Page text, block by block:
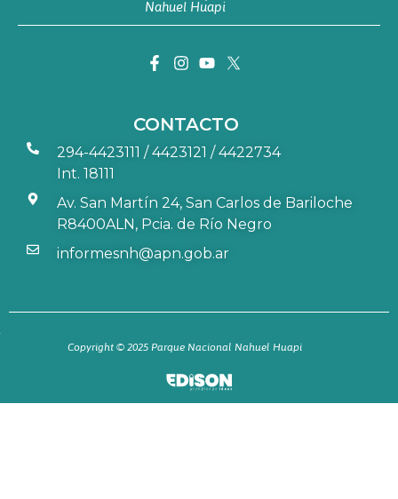
Nahuel Huapi
CONTACTO
294-4423111 / 4423121 / 4422734
Int. 18111
Av. San Martín 24, San Carlos de Bariloche
R8400ALN, Pcia. de Río Negro
informesnh@apn.gob.ar
Copyright © 2025 Parque Nacional Nahuel Huapi